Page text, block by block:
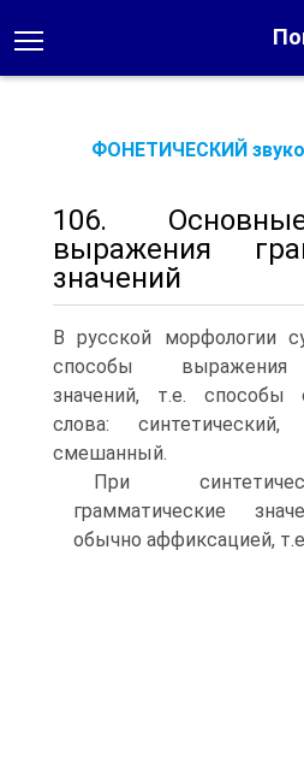
ФОНЕТИЧЕСКИЙ
106.
выражения
значений
В русской морфологии
способы выражения
значений, т.е. способы
слова:
смешанный.
При
грамматические
обычно аффиксацией,